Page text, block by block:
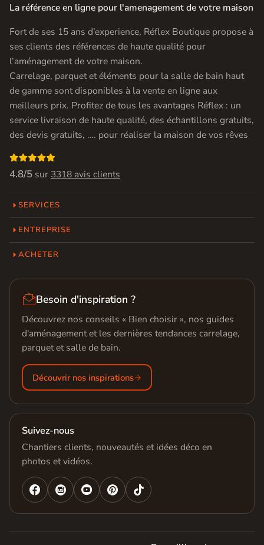
La référence en ligne pour l'amenagement de votre maison
Fort de ses 15 ans d’experience, Réflex Boutique propose à
ses clients des références de haute qualité pour
l’aménagement de votre maison.
Carrelage, parquet et éléments pour la salle de bain haut
de gamme sont disponibles à la vente en ligne aux
meilleurs prix. Profitez de tous les avantages Réflex : un
service livraison de haute qualité, des échantillons gratuits,
des devis gratuits, …. pour réaliser la maison de vos rêves

4.8/5 sur 3318 avis clients
SERVICES
ENTREPRISE
ACHETER
Besoin d'inspiration ?
Découvrez nos conseils « Bien choisir », nos guides
d'aménagement et les dernières tendances carrelage,
parquet et salle de bain.
Découvrir nos inspirations
Suivez-nous
Chantiers clients, nouveautés et idées déco en
photos et vidéos.
   